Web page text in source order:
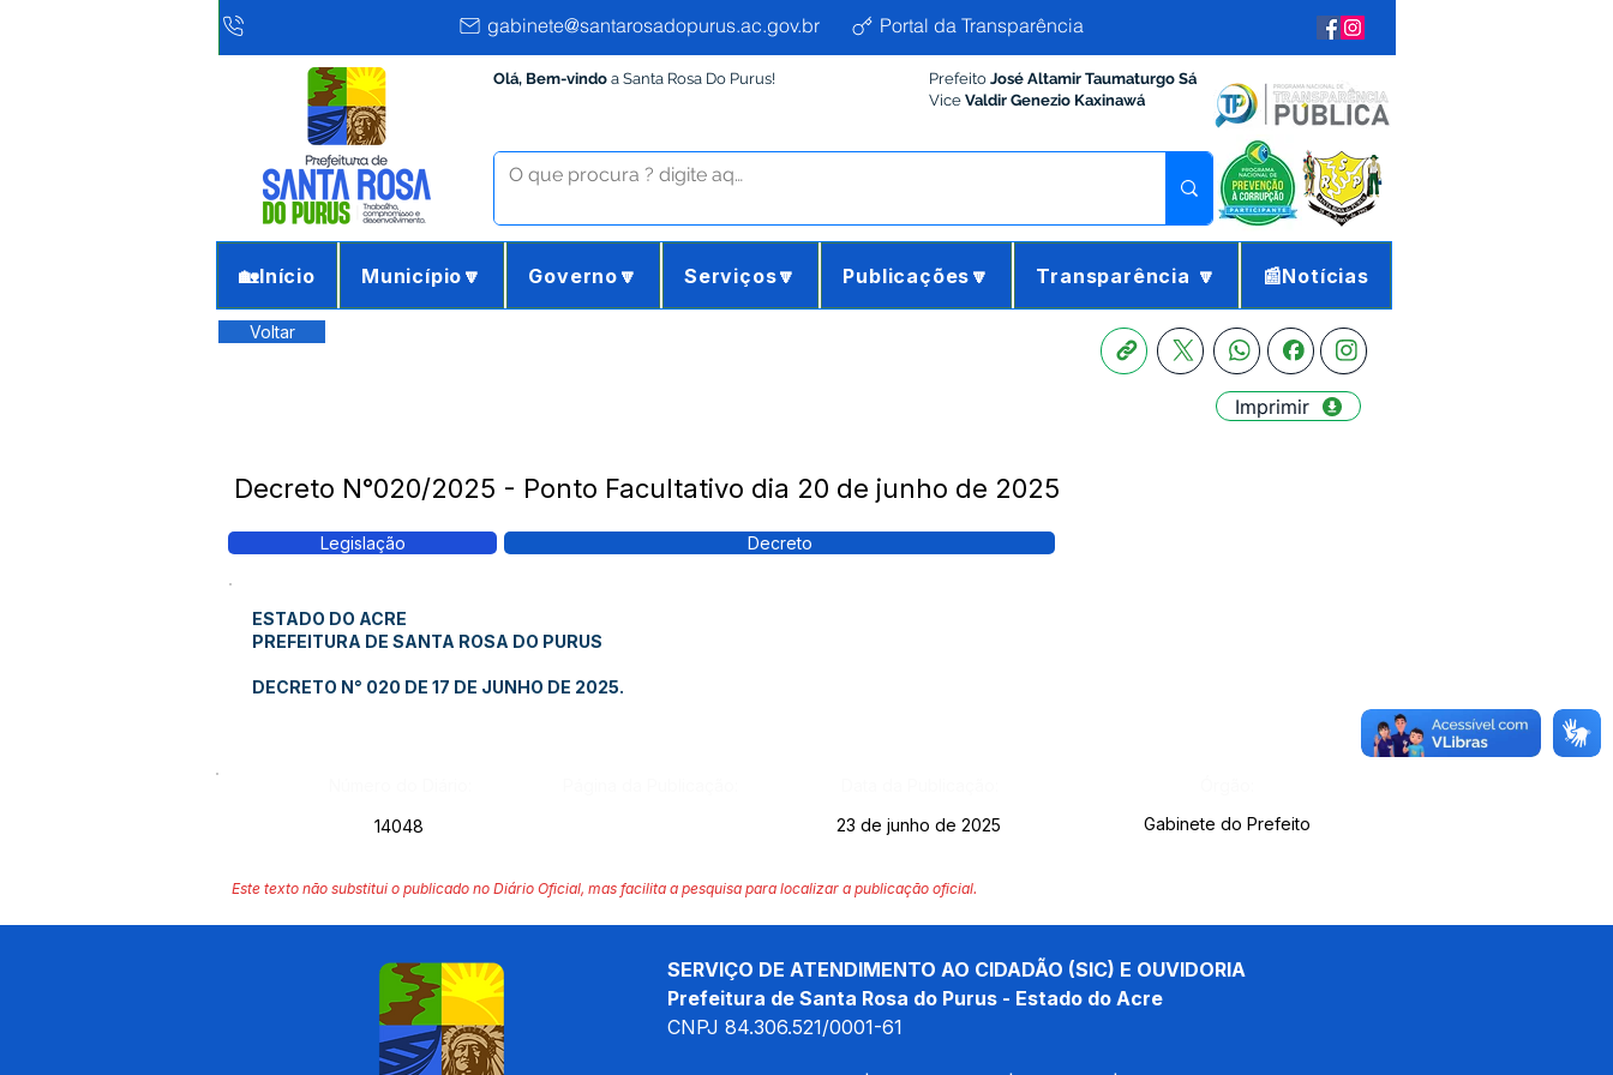
gabinete@santarosadopurus.ac.gov.br Portal da Transparência
Olá, Bem-vindo a Santa Rosa Do Purus! Prefeito José Altamir Taumaturgo Sá
Vice Valdir Genezio Kaxinawá
🏡Início Município🔽 Governo🔽 Serviços🔽 Publicações🔽 Transparência 🔽 📰Notícias
Voltar
Imprimir
Decreto N°020/2025 - Ponto Facultativo dia 20 de junho de 2025
Legislação Decreto
ESTADO DO ACRE
PREFEITURA DE SANTA ROSA DO PURUS
DECRETO N° 020 DE 17 DE JUNHO DE 2025.
14048
23 de junho de 2025 Gabinete do Prefeito
Este texto não substitui o publicado no Diário Oficial, mas facilita a pesquisa para localizar a publicação oficial.
SERVIÇO DE ATENDIMENTO AO CIDADÃO (SIC) E OUVIDORIA
Prefeitura de Santa Rosa do Purus - Estado do Acre
CNPJ 84.306.521/0001-61